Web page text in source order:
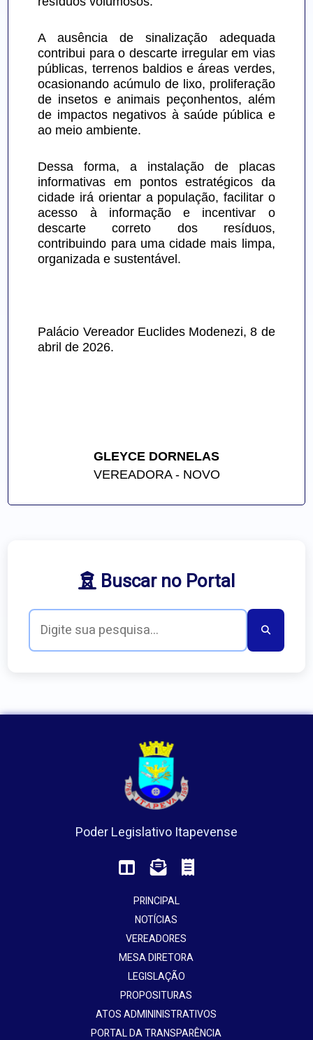
A ausência de sinalização adequada
contribui para o descarte irregular em vias
públicas, terrenos baldios e áreas verdes,
ocasionando acúmulo de lixo, proliferação
de insetos e animais peçonhentos, além
de impactos negativos à saúde pública e
ao meio ambiente.
Dessa forma, a instalação de placas
informativas em pontos estratégicos da
cidade irá orientar a população, facilitar o
acesso à informação e incentivar o
descarte correto dos resíduos,
contribuindo para uma cidade mais limpa,
organizada e sustentável.
Palácio Vereador Euclides Modenezi, 8 de
abril de 2026.
GLEYCE DORNELAS
VEREADORA - NOVO
Buscar no Portal
Poder Legislativo Itapevense
PRINCIPAL
NOTÍCIAS
VEREADORES
MESA DIRETORA
LEGISLAÇÃO
PROPOSITURAS
ATOS ADMININISTRATIVOS
PORTAL DA TRANSPARÊNCIA